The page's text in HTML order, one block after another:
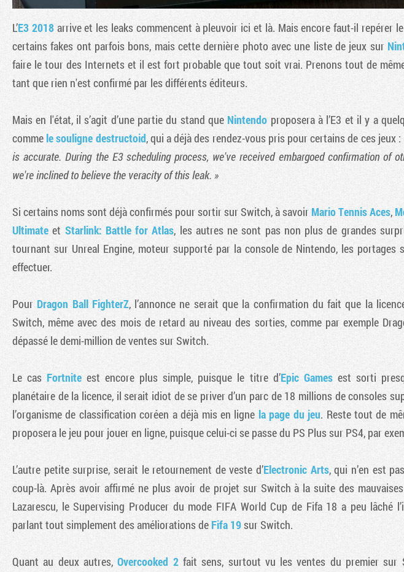
L’E3 2018arrive et les leaks commencent à pleuvoir ici et là. Mais encore faut-il repérer
certains fakes ont parfois bons, mais cette dernière photo avec une liste de jeux sur
faire le tour des Internets et il est fort probable que tout soit vrai. Prenons tout de
tant que rien n'est confirmé par les différents éditeurs.
Mais en l'état, il s’agit d’une partie du stand que Nintendo proposera à l’E3 et il y a
commele souligne destructoid, qui a déjà des rendez-vous pris pour certains de ces jeux :
is accurate. During the E3 scheduling process, we've received embargoed confirmation of
we're inclined to believe the veracity of this leak. »
Si certains noms sont déjà confirmés pour sortir sur Switch, à savoir Mario Tennis Aces,
Ultimate et Starlink: Battle for Atlas, les autres ne sont pas non plus de grandes
tournant sur Unreal Engine, moteur supporté par la console de Nintendo, les portages
effectuer.
Pour Dragon Ball FighterZ, l’annonce ne serait que la confirmation du fait que la
Switch, même avec des mois de retard au niveau des sorties, comme par exemple
dépassé le demi-million de ventes sur Switch.
Le cas Fortniteest encore plus simple, puisque le titre d’Epic Gamesest sorti
planétaire de la licence, il serait idiot de se priver d’un parc de 18 millions de consoles
l’organisme de classification coréen a déjà mis en ligne la page du jeu. Reste tout de
proposera le jeu pour jouer en ligne, puisque celui-ci se passe du PS Plus sur PS4, par
L’autre petite surprise, serait le retournement de veste d’Electronic Arts, qui n’en est
coup-là. Après avoir affirmé ne plus avoir de projet sur Switch à la suite des
Lazarescu, le Supervising Producer du mode FIFA World Cup de Fifa 18 a peu lâché
parlant tout simplement des améliorations de Fifa 19sur Switch.
Quant au deux autres,Overcooked 2fait sens, surtout vu les ventes du premier sur